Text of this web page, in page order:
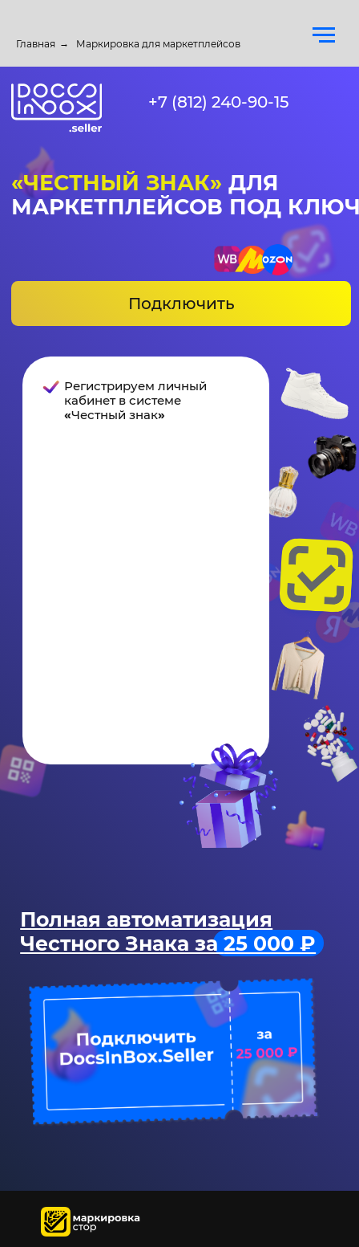
Главная → Маркировка для маркетплейсов
«ЧЕСТНЫЙ ЗНАК»
МАРКЕТПЛЕЙСОВ ПОД КЛЮЧ
Подключить